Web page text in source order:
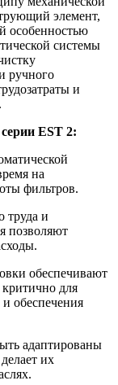
элемент,
особенностью
системы
ручного
и
EST 2:
на
фильтров.
труда и
позволяют
обеспечивают
для
обеспечения
адаптированы
их